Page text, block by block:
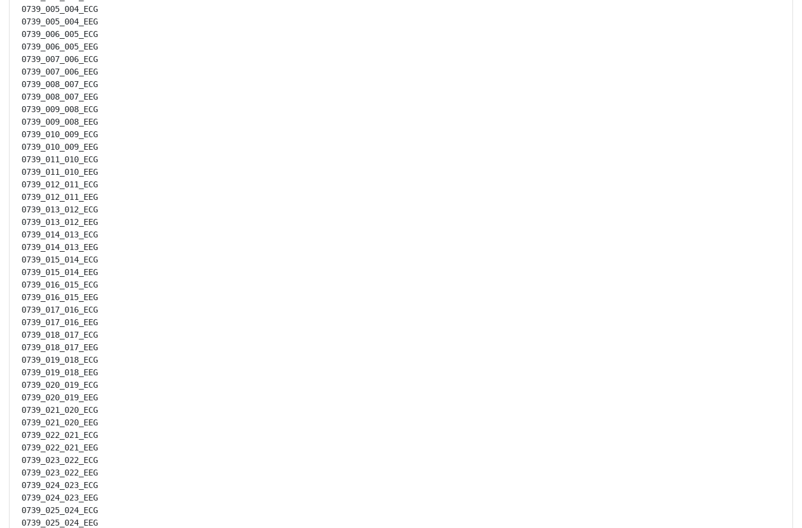
0739_005_004_ECG
0739_005_004_EEG
0739_006_005_ECG
0739_006_005_EEG
0739_007_006_ECG
0739_007_006_EEG
0739_008_007_ECG
0739_008_007_EEG
0739_009_008_ECG
0739_009_008_EEG
0739_010_009_ECG
0739_010_009_EEG
0739_011_010_ECG
0739_011_010_EEG
0739_012_011_ECG
0739_012_011_EEG
0739_013_012_ECG
0739_013_012_EEG
0739_014_013_ECG
0739_014_013_EEG
0739_015_014_ECG
0739_015_014_EEG
0739_016_015_ECG
0739_016_015_EEG
0739_017_016_ECG
0739_017_016_EEG
0739_018_017_ECG
0739_018_017_EEG
0739_019_018_ECG
0739_019_018_EEG
0739_020_019_ECG
0739_020_019_EEG
0739_021_020_ECG
0739_021_020_EEG
0739_022_021_ECG
0739_022_021_EEG
0739_023_022_ECG
0739_023_022_EEG
0739_024_023_ECG
0739_024_023_EEG
0739_025_024_ECG
0739_025_024_EEG